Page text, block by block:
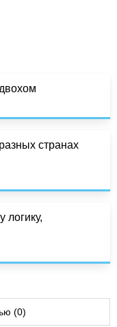
странах
логику,
(0)